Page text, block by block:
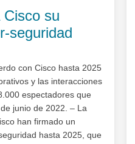
su
seguridad
con Cisco hasta 2025
y las interacciones
espectadores que
junio de 2022. – La
han firmado un
hasta 2025, que